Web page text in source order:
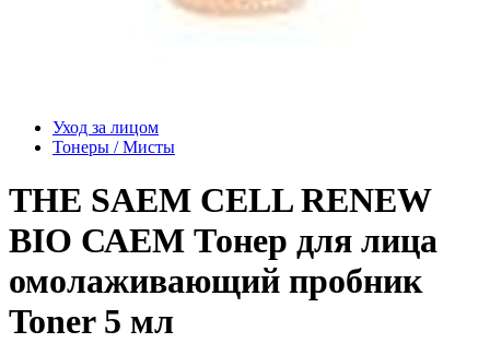
Уход за лицом
Тонеры / Мисты
THE SAEM CELL RENEW
BIO САЕМ Тонер для лица
омолаживающий пробник
Toner 5 мл